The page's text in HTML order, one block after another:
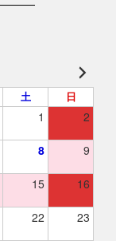
土 日
1 2
8 9
15 16
22 23